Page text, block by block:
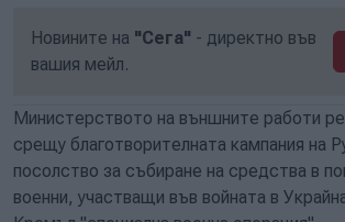
Новините на "Сега" - директно във
вашия мейл.
Министерството на външните работи
срещу благотворителната кампания на
посолство за събиране на средства в
военни, участващи във войната в